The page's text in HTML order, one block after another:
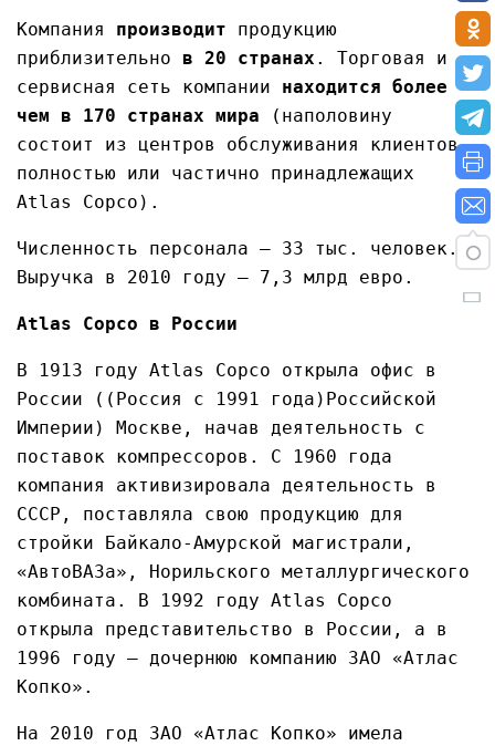
Компания производит продукцию
приблизительно в 20 странах . Торговая и
сервисная сеть компании находится более
чем в 170 странах мира (наполовину
состоит из центров обслуживания клиентов,
полностью или частично принадлежащих
Atlas Copco).
Численность персонала — 33 тыс. человек.
Выручка в 2010 году — 7,3 млрд евро.
Atlas Copco в России
В 1913 году Atlas Copco открыла офис в
России ((Россия с 1991 года)Российской
Империи) Москве, начав деятельность с
поставок компрессоров. С 1960 года
компания активизировала деятельность в
СССР, поставляла свою продукцию для
стройки Байкало-Амурской магистрали,
«АвтоВАЗа», Норильского металлургического
комбината. В 1992 году Atlas Copco
открыла представительство в России, а в
1996 году — дочернюю компанию ЗАО «Атлас
Копко».
На 2010 год ЗАО «Атлас Копко» имела